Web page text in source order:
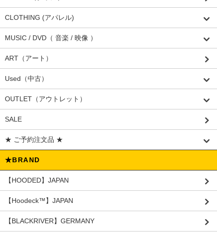
CLOTHING (アパレル)
MUSIC / DVD（ 音楽 / 映像 ）
ART（アート）
Used（中古）
OUTLET（アウトレット）
SALE
★ ご予約注文品 ★
★BRAND
【HOODED】JAPAN
【Hoodeck™️】JAPAN
【BLACKRIVER】GERMANY